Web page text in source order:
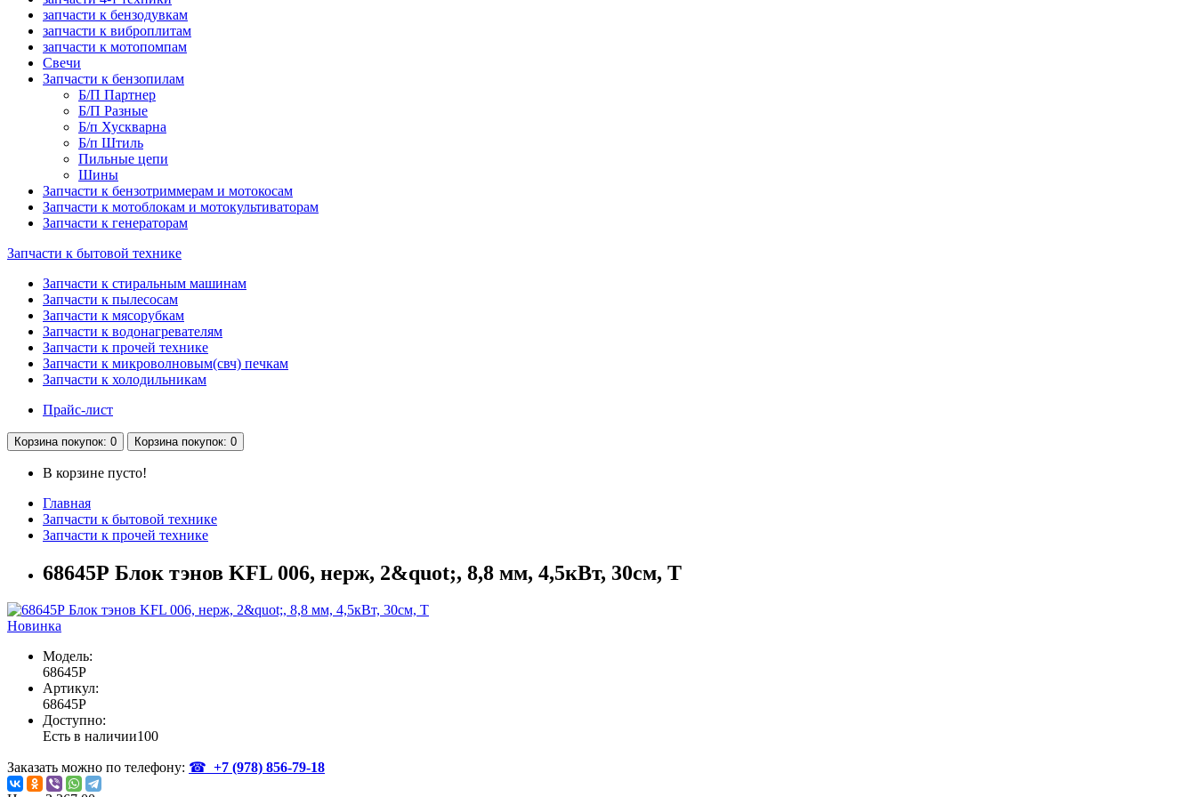
запчасти к бензодувкам
запчасти к виброплитам
запчасти к мотопомпам
Свечи
Запчасти к бензопилам
Б/П Партнер
Б/П Разные
Б/п Хускварна
Б/п Штиль
Пильные цепи
Шины
Запчасти к бензотриммерам и мотокосам
Запчасти к мотоблокам и мотокультиваторам
Запчасти к генераторам
Запчасти к бытовой технике
Запчасти к стиральным машинам
Запчасти к пылесосам
Запчасти к мясорубкам
Запчасти к водонагревателям
Запчасти к прочей технике
Запчасти к микроволновым(свч) печкам
Запчасти к холодильникам
Прайс-лист
Корзина покупок: 0 Корзина покупок: 0
В корзине пусто!
Главная
Запчасти к бытовой технике
Запчасти к прочей технике
68645Р Блок тэнов KFL 006, нерж, 2&quot;, 8,8 мм, 4,5кВт, 30см, Т
Новинка
Модель:
68645Р
Артикул:
68645Р
Доступно:
Есть в наличии100
Заказать можно по телефону: ☎ +7 (978) 856-79-18